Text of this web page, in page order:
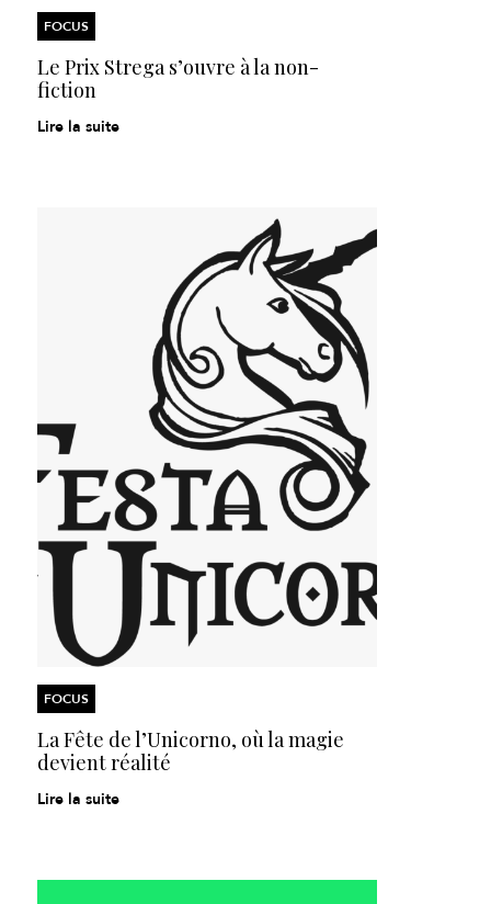
FOCUS
Le Prix Strega s’ouvre à la non-
fiction
Lire la suite
FOCUS
La Fête de l’Unicorno, où la magie
devient réalité
Lire la suite